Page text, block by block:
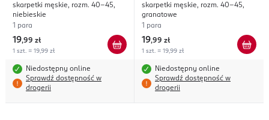
skarpetki męskie, rozm. 40-45,
niebieskie
1 para
19,99 zł
1 szt. = 19,99 zł
Niedostępny online
Sprawdź dostępność w
drogerii
skarpetki męskie, rozm. 40-45,
granatowe
1 para
19,99 zł
1 szt. = 19,99 zł
Niedostępny online
Sprawdź dostępność w
drogerii